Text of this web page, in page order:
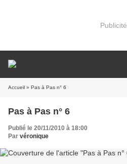
Publicité
Accueil » Pas à Pas n° 6
Pas à Pas n° 6
Publié le 20/11/2010 à 18:00
Par véronique